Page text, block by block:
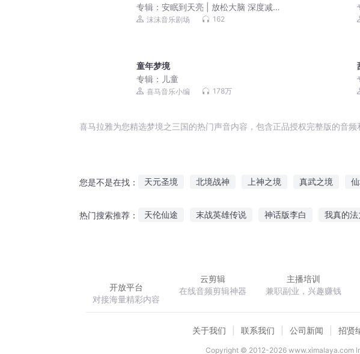
专辑： 安眠到天亮 | 放松大脑 深度减压
提高注意力
沫沫音乐剧场 162
童年梦境
专辑： 儿童
喜马音乐小编 178万
喜马拉雅为您精选梦境之三国的热门声音内容，包含正品授权完整版的音
您是不是在找： 天元圣境 北境战神 上神之境 真武之境
热门搜索推荐： 天伦仙途 末战英雄传说 神话版李白 我真的法
开放平台
对接海量精彩内容
云剪辑
在线音频剪辑神器
主播培训
兼职副业，兴趣赚钱
关于我们 联系我们 公司新闻 招贤
Copyright © 2012-2026www.ximalaya.com